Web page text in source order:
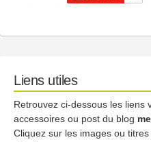
Liens utiles
Retrouvez ci-dessous les liens
accessoires ou post du blog
Cliquez sur les images ou